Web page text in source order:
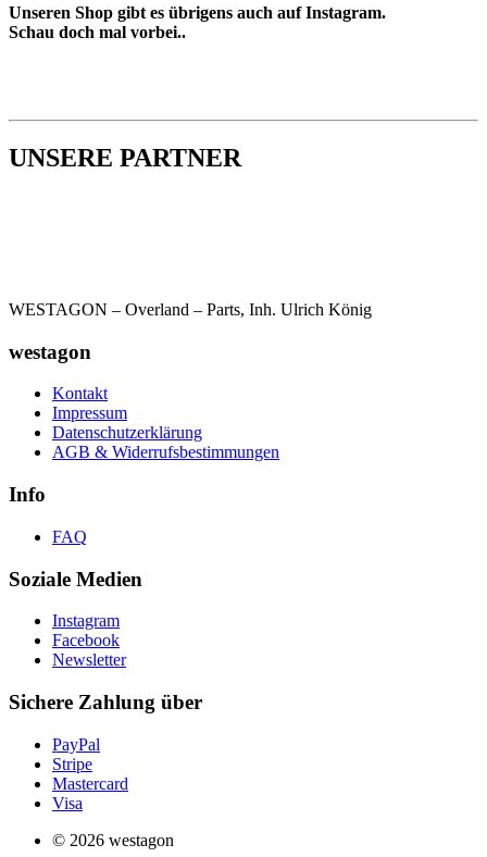
Unseren Shop gibt es übrigens auch auf Instagram.
Schau doch mal vorbei..
UNSERE PARTNER
WESTAGON – Overland – Parts, Inh. Ulrich König
westagon
Kontakt
Impressum
Datenschutzerklärung
AGB & Widerrufsbestimmungen
Info
FAQ
Soziale Medien
Instagram
Facebook
Newsletter
Sichere Zahlung über
PayPal
Stripe
Mastercard
Visa
© 2026 westagon